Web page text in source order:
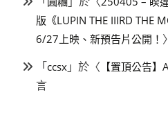
版《LUPIN THE IIIRD THE
6/27上映、新預告片公開！
「ccsx 」於〈 【置頂公告
言